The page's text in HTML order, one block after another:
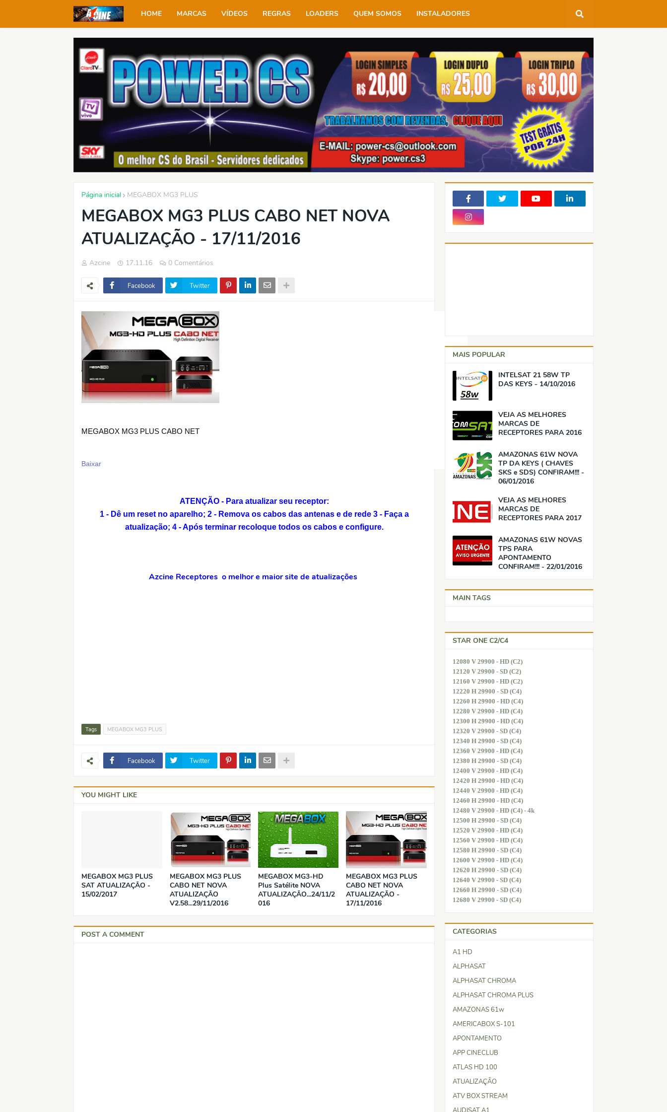
HOME MARCAS VÍDEOS REGRAS LOADERS QUEM SOMOS INSTALADORES
Página inicial MEGABOX MG3 PLUS
MEGABOX MG3 PLUS CABO NET NOVA
ATUALIZAÇÃO - 17/11/2016
Azcine 17.11.16 0 Comentários
Facebook Twitter
MEGABOX MG3 PLUS CABO NET
Baixar
ATENÇÃO - Para atualizar seu receptor:
1 - Dê um reset no aparelho; 2 - Remova os cabos das antenas e de rede 3 - Faça a
atualização; 4 - Após terminar recoloque todos os cabos e configure.
Azcine Receptores o melhor e maior site de atualizações
Tags MEGABOX MG3 PLUS
Facebook Twitter
YOU MIGHT LIKE
MEGABOX MG3 PLUS
SAT ATUALIZAÇÃO -
15/02/2017
MEGABOX MG3 PLUS
CABO NET NOVA
ATUALIZAÇÃO
V2.58...29/11/2016
MEGABOX MG3-HD
Plus Satélite NOVA
ATUALIZAÇÃO...24/11/2
016
MEGABOX MG3 PLUS
CABO NET NOVA
ATUALIZAÇÃO -
17/11/2016
POST A COMMENT
MAIS POPULAR
INTELSAT 21 58W TP
DAS KEYS - 14/10/2016
VEJA AS MELHORES
MARCAS DE
RECEPTORES PARA 2016
AMAZONAS 61W NOVA
TP DA KEYS ( CHAVES
SKS e SDS) CONFIRAM!!! -
06/01/2016
VEJA AS MELHORES
MARCAS DE
RECEPTORES PARA 2017
AMAZONAS 61W NOVAS
TPS PARA
APONTAMENTO
CONFIRAM!!! - 22/01/2016
MAIN TAGS
STAR ONE C2/C4
12080 V 29900 - HD (C2)
12120 V 29900 - SD (C2)
12160 V 29900 - HD (C2)
12220 H 29900 - SD (C4)
12260 H 29900 - HD (C4)
12280 V 29900 - HD (C4)
12300 H 29900 - HD (C4)
12320 V 29900 - SD (C4)
12340 H 29900 - SD (C4)
12360 V 29900 - HD (C4)
12380 H 29900 - SD (C4)
12400 V 29900 - HD (C4)
12420 H 29900 - HD (C4)
12440 V 29900 - HD (C4)
12460 H 29900 - HD (C4)
12480 V 29900 - HD (C4) - 4k
12500 H 29900 - SD (C4)
12520 V 29900 - HD (C4)
12560 V 29900 - HD (C4)
12580 H 29900 - SD (C4)
12600 V 29900 - HD (C4)
12620 H 29900 - SD (C4)
12640 V 29900 - SD (C4)
12660 H 29900 - SD (C4)
12680 V 29900 - SD (C4)
CATEGORIAS
A1 HD
ALPHASAT
ALPHASAT CHROMA
ALPHASAT CHROMA PLUS
AMAZONAS 61w
AMERICABOX S-101
APONTAMENTO
APP CINECLUB
ATLAS HD 100
ATUALIZAÇÃO
ATV BOX STREAM